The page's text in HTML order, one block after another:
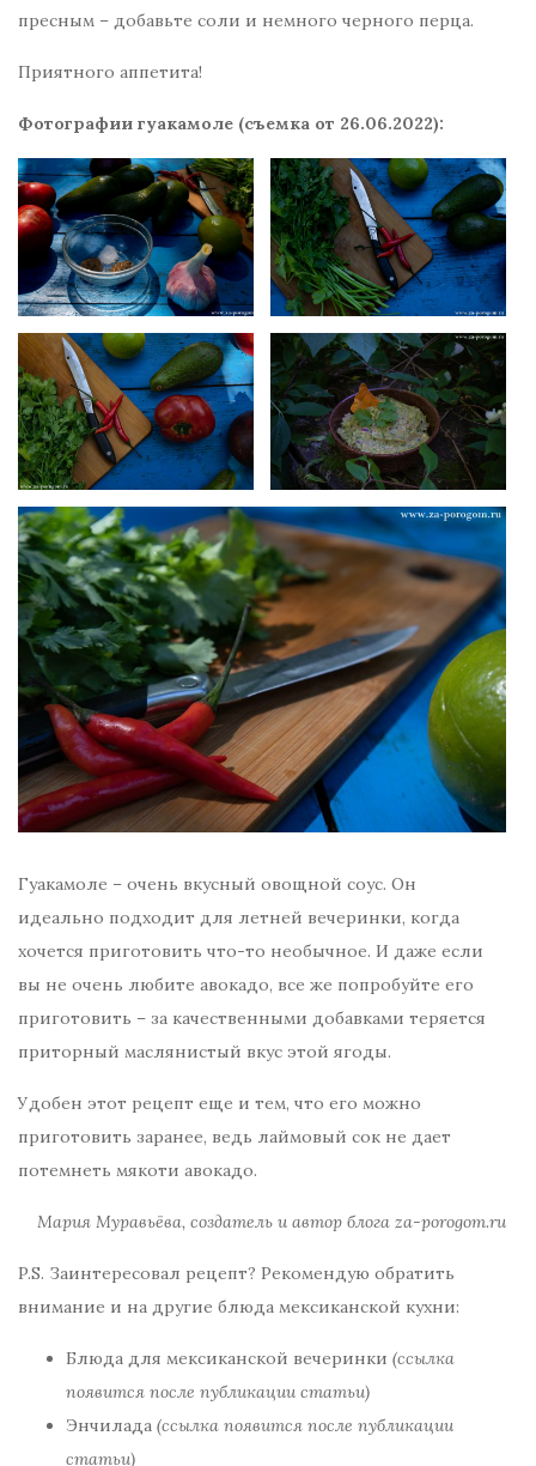
пресным – добавьте соли и немного черного перца.
Приятного аппетита!
Фотографии гуакамоле (съемка от 26.06.2022):
Гуакамоле – очень вкусный овощной соус. Он
идеально подходит для летней вечеринки, когда
хочется приготовить что-то необычное. И даже если
вы не очень любите авокадо, все же попробуйте его
приготовить – за качественными добавками теряется
приторный маслянистый вкус этой ягоды.
Удобен этот рецепт еще и тем, что его можно
приготовить заранее, ведь лаймовый сок не дает
потемнеть мякоти авокадо.
Мария Муравьёва, создатель и автор блога za-porogom.ru
P.S. Заинтересовал рецепт? Рекомендую обратить
внимание и на другие блюда мексиканской кухни:
Блюда для мексиканской вечеринки (ссылка
появится после публикации статьи)
Энчилада (ссылка появится после публикации
статьи)